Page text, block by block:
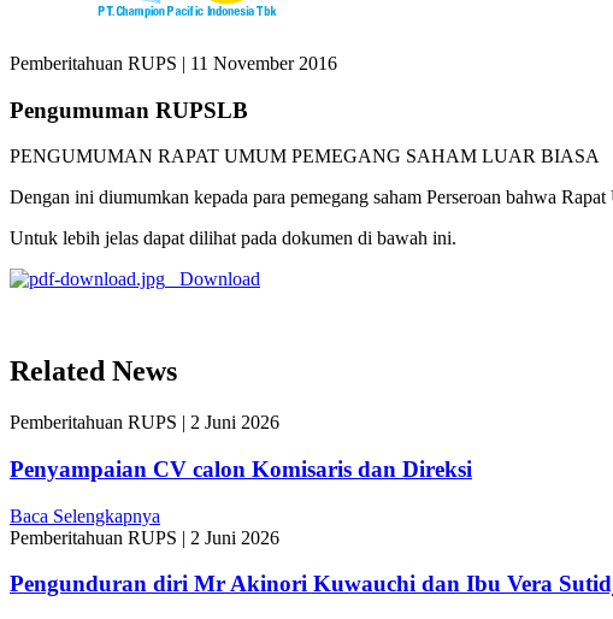
Pemberitahuan RUPS | 11 November 2016
Pengumuman RUPSLB
PENGUMUMAN RAPAT UMUM PEMEGANG SAHAM LUAR BIASA
Dengan ini diumumkan kepada para pemegang saham Perseroan bahwa
Untuk lebih jelas dapat dilihat pada dokumen di bawah ini.
Download
Related News
Pemberitahuan RUPS | 2 Juni 2026
Penyampaian CV calon Komisaris dan Direksi
Baca Selengkapnya
Pemberitahuan RUPS | 2 Juni 2026
Pengunduran diri Mr Akinori Kuwauchi dan Ibu Vera